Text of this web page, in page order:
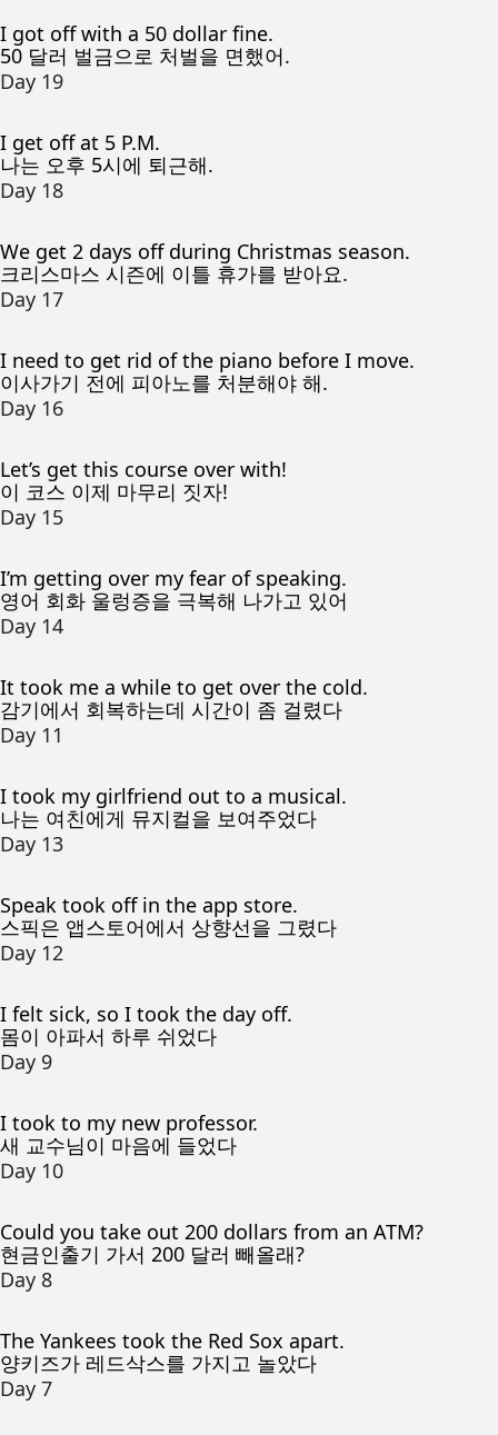
I got off with a 50 dollar fine.
50 달러 벌금으로 처벌을 면했어.
Day 19
I get off at 5 P.M.
나는 오후 5시에 퇴근해.
Day 18
We get 2 days off during Christmas season.
크리스마스 시즌에 이틀 휴가를 받아요.
Day 17
I need to get rid of the piano before I move.
이사가기 전에 피아노를 처분해야 해.
Day 16
Let’s get this course over with!
이 코스 이제 마무리 짓자!
Day 15
I’m getting over my fear of speaking.
영어 회화 울렁증을 극복해 나가고 있어
Day 14
It took me a while to get over the cold.
감기에서 회복하는데 시간이 좀 걸렸다
Day 11
I took my girlfriend out to a musical.
나는 여친에게 뮤지컬을 보여주었다
Day 13
Speak took off in the app store.
스픽은 앱스토어에서 상향선을 그렸다
Day 12
I felt sick, so I took the day off.
몸이 아파서 하루 쉬었다
Day 9
I took to my new professor.
새 교수님이 마음에 들었다
Day 10
Could you take out 200 dollars from an ATM?
현금인출기 가서 200 달러 빼올래?
Day 8
The Yankees took the Red Sox apart.
양키즈가 레드삭스를 가지고 놀았다
Day 7